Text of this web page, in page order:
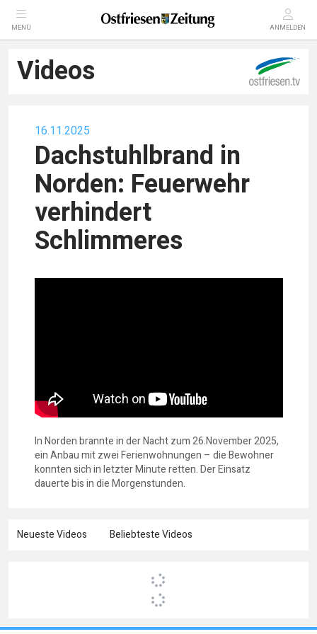
MENÜ ANMELDEN
Videos
16.11.2025
Dachstuhlbrand in
Norden: Feuerwehr
verhindert
Schlimmeres
In Norden brannte in der Nacht zum 26.November 2025,
ein Anbau mit zwei Ferienwohnungen – die Bewohner
konnten sich in letzter Minute retten. Der Einsatz
dauerte bis in die Morgenstunden.
Neueste Videos Beliebteste Videos